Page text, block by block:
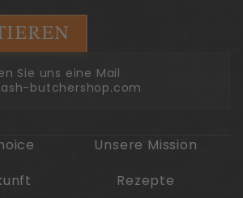
Sie uns eine Mail
butchershop.com
Unsere Mission
Rezepte